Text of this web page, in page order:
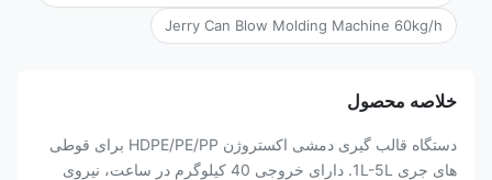
Jerry Can Blow Molding Machine 60kg/h
خلاصه محصول
دستگاه قالب گیری دمشی اکستروژن HDPE/PE/PP برای قوطی
های جری 1L-5L. دارای خروجی 40 کیلوگرم در ساعت، نیروی